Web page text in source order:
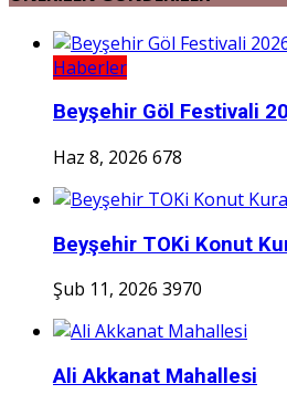
Haberler
Beyşehir Göl Festivali
Haz 8, 2026 678
Beyşehir TOKi Konut
Şub 11, 2026 3970
Ali Akkanat Mahallesi